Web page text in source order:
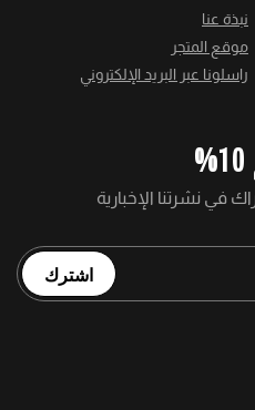
نبذة عنا
موقع المتجر
راسلونا عبر البريد الإلكتروني
اشترك